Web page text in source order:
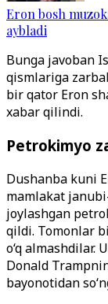
Eron bosh
aybladi
Bunga javoban
qismlariga
bir qator Eron
xabar qilindi.
Petrokimyo
Dushanba kuni
mamlakat
joylashgan
qildi. Tomonlar
o‘q almashdilar.
Donald
bayonotidan